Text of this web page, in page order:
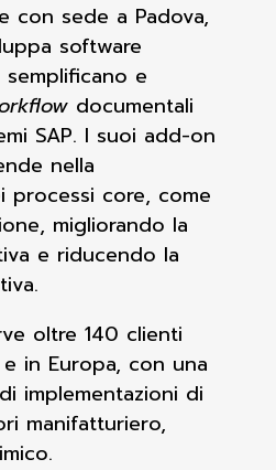
con sede a Padova,
software
e
documentali
SAP. I suoi add-on
nella
processi core, come
migliorando la
e riducendo la
oltre 140 clienti
in Europa, con una
implementazioni di
manifatturiero,